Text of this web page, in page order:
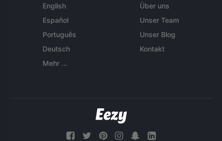
English
Español
Português
Deutsch
Mehr ...
Über uns
Unser Team
Unser Blog
Kontakt